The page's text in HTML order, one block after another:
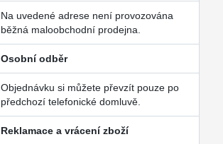
Na uvedené adrese není provozována
běžná maloobchodní prodejna.
Osobní odběr
Objednávku si můžete převzít pouze po
předchozí telefonické domluvě.
Reklamace a vrácení zboží